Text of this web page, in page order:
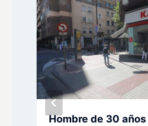
Hombre de 30 años